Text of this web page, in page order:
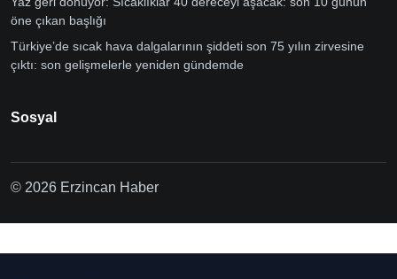
öne çıkan başlığı
Türkiye’de sıcak hava dalgalarının şiddeti son 75 yılın zirvesine
çıktı: son gelişmelerle yeniden gündemde
Sosyal
© 2026 Erzincan Haber